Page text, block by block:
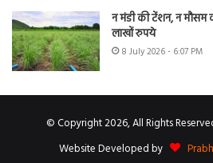
न मंडी की टेंशन, न मौसम
लाखों रुपये
8 July 2026 - 6:07 PM
© Copyright 2026, All Rights
Website Developed by